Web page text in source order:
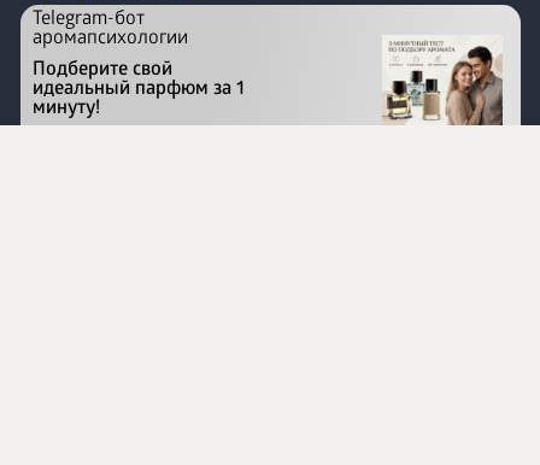
Перейти на сайт
Telegram-бот
аромапсихологии
Подберите свой
идеальный парфюм за 1
минуту!